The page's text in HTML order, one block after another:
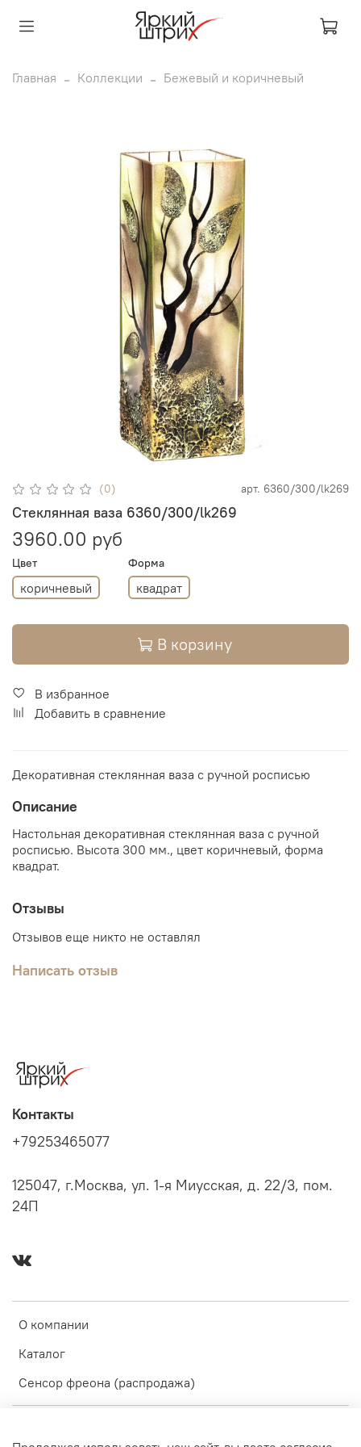
Главная Коллекции Бежевый и коричневый
(0) арт. 6360/300/lk269
Стеклянная ваза 6360/300/lk269
3960.00 руб
Цвет
коричневый
Форма
квадрат
В корзину
В избранное
Добавить в сравнение
Декоративная стеклянная ваза с ручной росписью
Описание
Настольная декоративная стеклянная ваза с ручной
росписью. Высота 300 мм., цвет коричневый, форма
квадрат.
Отзывы
Отзывов еще никто не оставлял
Написать отзыв
О компании
Каталог
Сенсор фреона (распродажа)
Контакты
+79253465077
125047, г.Москва, ул. 1-я Миусская, д. 22/3, пом.
24П